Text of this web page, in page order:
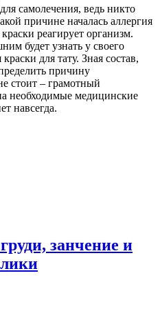
самолечения, ведь никто
причине началась аллергия
реагирует организм.
будет узнать у своего
для тату. Зная состав,
причину
стоит – грамотный
необходимые медицинские
навсегда.
занчение и